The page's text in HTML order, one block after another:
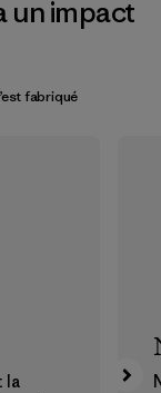
un impact
fabriqué
la